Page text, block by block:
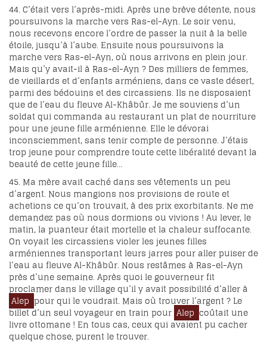
44. C’était vers l’après-midi. Après une brève détente, nous
poursuivons la marche vers Ras-el-Ayn. Le soir venu,
nous recevons encore l’ordre de passer la nuit à la belle
étoile, jusqu’à l’aube. Ensuite nous poursuivons la
marche vers Ras-el-Ayn, où nous arrivons en plein jour.
Mais qu’y avait-il à Ras-el-Ayn ? Des milliers de femmes,
de vieillards et d’enfants arméniens, dans ce vaste désert,
parmi des bédouins et des circassiens. Ils ne disposaient
que de l’eau du fleuve Al-Khâbûr. Je me souviens d’un
soldat qui commanda au restaurant un plat de nourriture
pour une jeune fille arménienne. Elle le dévorai
inconsciemment, sans tenir compte de personne. J’étais
trop jeune pour comprendre toute cette libéralité devant la
beauté de cette jeune fille…
45. Ma mère avait caché dans ses vêtements un peu
d’argent. Nous mangions nos provisions de route et
achetions ce qu’on trouvait, à des prix exorbitants. Ne me
demandez pas où nous dormions ou vivions ! Au lever, le
matin, la puanteur était mortelle et la chaleur suffocante.
On voyait les circassiens violer les jeunes filles
arméniennes transportant leurs jarres pour aller puiser de
l’eau au fleuve Al-Khâbûr. Nous restâmes à Ras-el-Ayn
près d’une semaine. Après quoi le gouverneur fit
proclamer dans le village qu’il y avait possibilité d’aller à
Alep pour qui le voudrait. Mais où trouver l’argent ? Le
billet d’un seul voyageur en train pour Alep coûtait une
livre ottomane ! En tous cas, ceux qui avaient pu cacher
quelque chose, purent le trouver.